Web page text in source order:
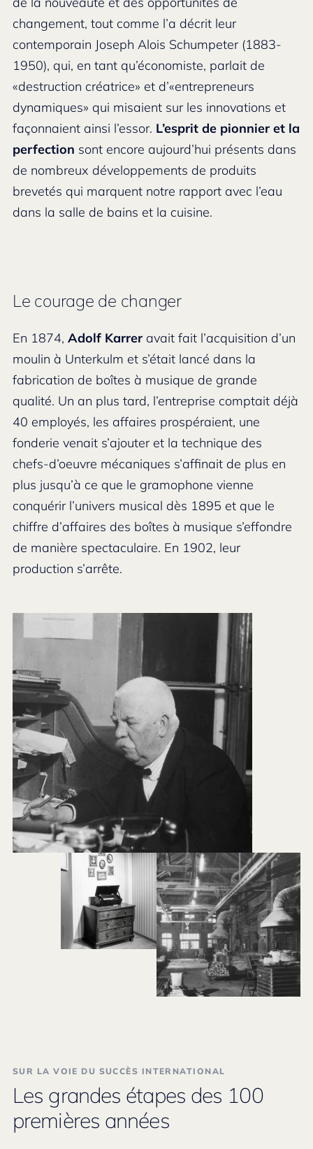
changement, tout comme l’a décrit leur
contemporain Joseph Alois Schumpeter (1883-
1950), qui, en tant qu’économiste, parlait de
«destruction créatrice» et d’«entrepreneurs
dynamiques» qui misaient sur les innovations et
façonnaient ainsi l’essor. L’esprit de pionnier et la
perfection sont encore aujourd’hui présents dans
de nombreux développements de produits
brevetés qui marquent notre rapport avec l’eau
dans la salle de bains et la cuisine.
Le courage de changer
En 1874, Adolf Karrer avait fait l’acquisition d’un
moulin à Unterkulm et s’était lancé dans la
fabrication de boîtes à musique de grande
qualité. Un an plus tard, l’entreprise comptait déjà
40 employés, les affaires prospéraient, une
fonderie venait s’ajouter et la technique des
chefs-d’oeuvre mécaniques s’affinait de plus en
plus jusqu’à ce que le gramophone vienne
conquérir l’univers musical dès 1895 et que le
chiffre d’affaires des boîtes à musique s’effondre
de manière spectaculaire. En 1902, leur
production s’arrête.
SUR LA VOIE DU SUCCÈS INTERNATIONAL
Les grandes étapes des 100
premières années